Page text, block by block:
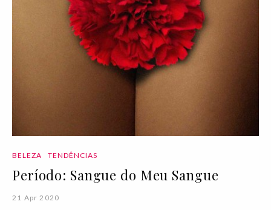
BELEZA TENDÊNCIAS
Período: Sangue do Meu Sangue
21 Apr 2020